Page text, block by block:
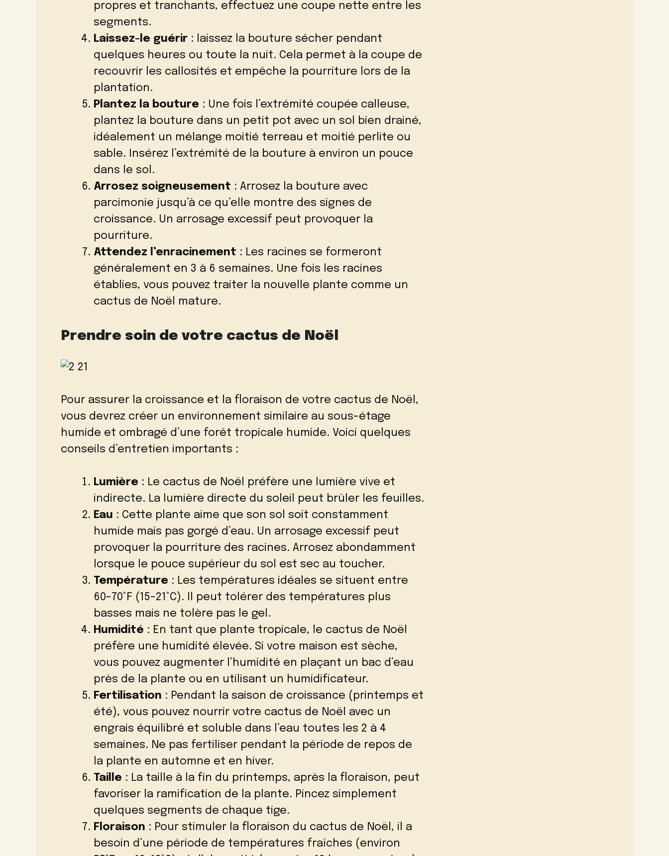
propres et tranchants, effectuez une coupe nette entre les
segments.
Laissez-le guérir : laissez la bouture sécher pendant
quelques heures ou toute la nuit. Cela permet à la coupe de
recouvrir les callosités et empêche la pourriture lors de la
plantation.
Plantez la bouture : Une fois l’extrémité coupée calleuse,
plantez la bouture dans un petit pot avec un sol bien drainé,
idéalement un mélange moitié terreau et moitié perlite ou
sable. Insérez l’extrémité de la bouture à environ un pouce
dans le sol.
Arrosez soigneusement : Arrosez la bouture avec
parcimonie jusqu’à ce qu’elle montre des signes de
croissance. Un arrosage excessif peut provoquer la
pourriture.
Attendez l’enracinement : Les racines se formeront
généralement en 3 à 6 semaines. Une fois les racines
établies, vous pouvez traiter la nouvelle plante comme un
cactus de Noël mature.
Prendre soin de votre cactus de Noël
Pour assurer la croissance et la floraison de votre cactus de Noël,
vous devrez créer un environnement similaire au sous-étage
humide et ombragé d’une forêt tropicale humide. Voici quelques
conseils d’entretien importants :
Lumière : Le cactus de Noël préfère une lumière vive et
indirecte. La lumière directe du soleil peut brûler les feuilles.
Eau : Cette plante aime que son sol soit constamment
humide mais pas gorgé d’eau. Un arrosage excessif peut
provoquer la pourriture des racines. Arrosez abondamment
lorsque le pouce supérieur du sol est sec au toucher.
Température : Les températures idéales se situent entre
60-70°F (15-21°C). Il peut tolérer des températures plus
basses mais ne tolère pas le gel.
Humidité : En tant que plante tropicale, le cactus de Noël
préfère une humidité élevée. Si votre maison est sèche,
vous pouvez augmenter l’humidité en plaçant un bac d’eau
près de la plante ou en utilisant un humidificateur.
Fertilisation : Pendant la saison de croissance (printemps et
été), vous pouvez nourrir votre cactus de Noël avec un
engrais équilibré et soluble dans l’eau toutes les 2 à 4
semaines. Ne pas fertiliser pendant la période de repos de
la plante en automne et en hiver.
Taille : La taille à la fin du printemps, après la floraison, peut
favoriser la ramification de la plante. Pincez simplement
quelques segments de chaque tige.
Floraison : Pour stimuler la floraison du cactus de Noël, il a
besoin d’une période de températures fraîches (environ